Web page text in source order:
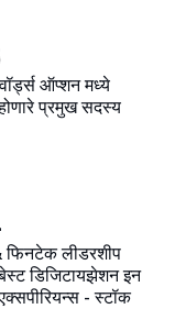
ऑप्शन मध्ये
प्रमुख सदस्य
फिनटेक लीडरशीप
डिजिटायझेशन इन
- स्टॉक